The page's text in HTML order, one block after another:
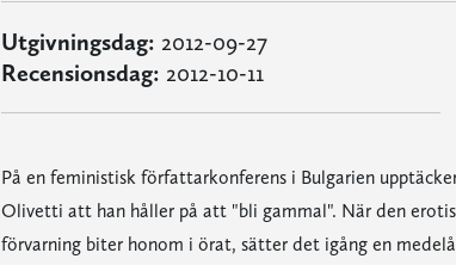
Utgivningsdag: 2012-09-27
Recensionsdag: 2012-10-11
På en feministisk författarkonferens i Bulgarien
Olivetti att han håller på att "bli gammal". När den
förvarning biter honom i örat, sätter det igång en